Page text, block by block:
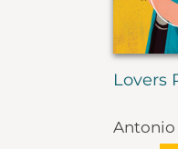
Lovers
Antonio